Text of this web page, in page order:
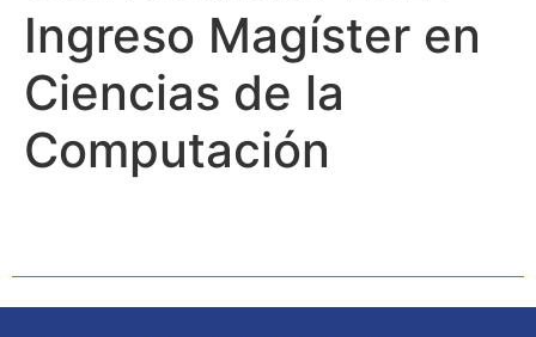
Ingreso Magíster en
Ciencias de la
Computación